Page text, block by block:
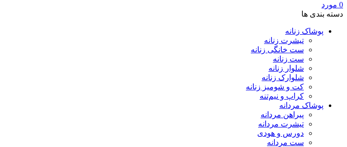
0 مورد
دسته بندی ها
پوشاک زنانه
تیشرت زنانه
ست خانگی زنانه
ست زنانه
شلوار زنانه
شلوارک زنانه
کت و شومیز زنانه
کراپ و نیم‌تنه
پوشاک مردانه
پیراهن مردانه
تیشرت مردانه
دورس و هودی
ست مردانه